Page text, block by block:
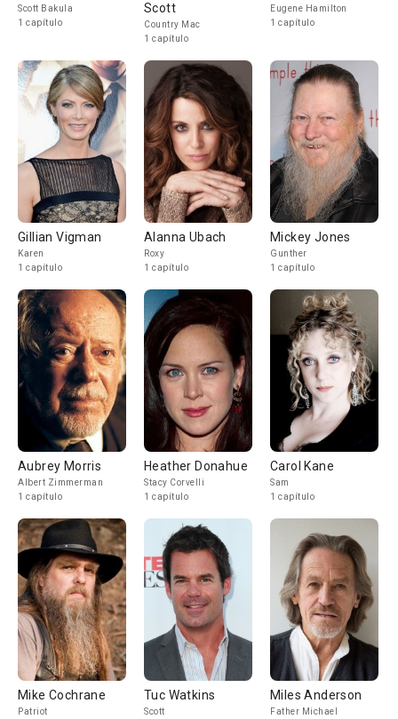
Scott Bakula
1 capítulo
Scott
Country Mac
1 capítulo
Eugene Hamilton
1 capítulo
Gillian Vigman
Karen
1 capítulo
Alanna Ubach
Roxy
1 capítulo
Mickey Jones
Gunther
1 capítulo
Aubrey Morris
Albert Zimmerman
1 capítulo
Heather Donahue
Stacy Corvelli
1 capítulo
Carol Kane
Sam
1 capítulo
Mike Cochrane
Patriot
Tuc Watkins
Scott
Miles Anderson
Father Michael